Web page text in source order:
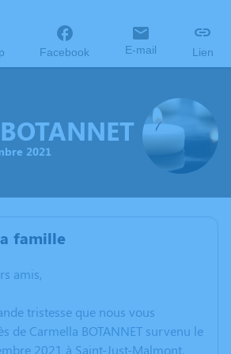
Facebook E-mail Lien
2021
famille
amis,
tristesse que nous vous
de Carmella BOTANNET survenu le
2021 à Saint-Just-Malmont.